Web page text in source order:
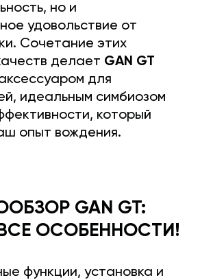
но и
удовольствие от
Сочетание этих
делает GAN GT
для
идеальным симбиозом
который
опыт вождения.
GAN GT:
ОСОБЕННОСТИ!
функции, установка и